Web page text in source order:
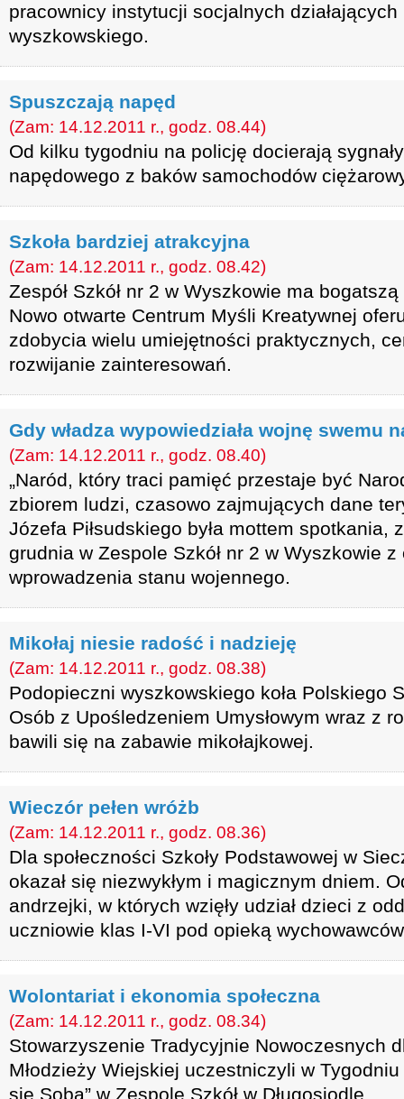
pracownicy instytucji socjalnych
wyszkowskiego.
Spuszczają napęd
(Zam: 14.12.2011 r., godz. 08.44)
Od kilku tygodniu na policję docierają
napędowego z baków samochodów
Szkoła bardziej atrakcyjna
(Zam: 14.12.2011 r., godz. 08.42)
Zespół Szkół nr 2 w Wyszkowie ma
Nowo otwarte Centrum Myśli Kreatywnej
zdobycia wielu umiejętności praktycznych,
rozwijanie zainteresowań.
Gdy władza wypowiedziała wojnę swemu
(Zam: 14.12.2011 r., godz. 08.40)
„Naród, który traci pamięć przestaje być
zbiorem ludzi, czasowo zajmujących dane
Józefa Piłsudskiego była mottem spotkania,
grudnia w Zespole Szkół nr 2 w Wyszkowie
wprowadzenia stanu wojennego.
Mikołaj niesie radość i nadzieję
(Zam: 14.12.2011 r., godz. 08.38)
Podopieczni wyszkowskiego koła Polskiego
Osób z Upośledzeniem Umysłowym wraz z
bawili się na zabawie mikołajkowej.
Wieczór pełen wróżb
(Zam: 14.12.2011 r., godz. 08.36)
Dla społeczności Szkoły Podstawowej w
okazał się niezwykłym i magicznym dniem.
andrzejki, w których wzięły udział dzieci z
uczniowie klas I-VI pod opieką
Wolontariat i ekonomia społeczna
(Zam: 14.12.2011 r., godz. 08.34)
Stowarzyszenie Tradycyjnie Nowoczesnych
Młodzieży Wiejskiej uczestniczyli w
się Sobą” w Zespole Szkół w Długosiodle.